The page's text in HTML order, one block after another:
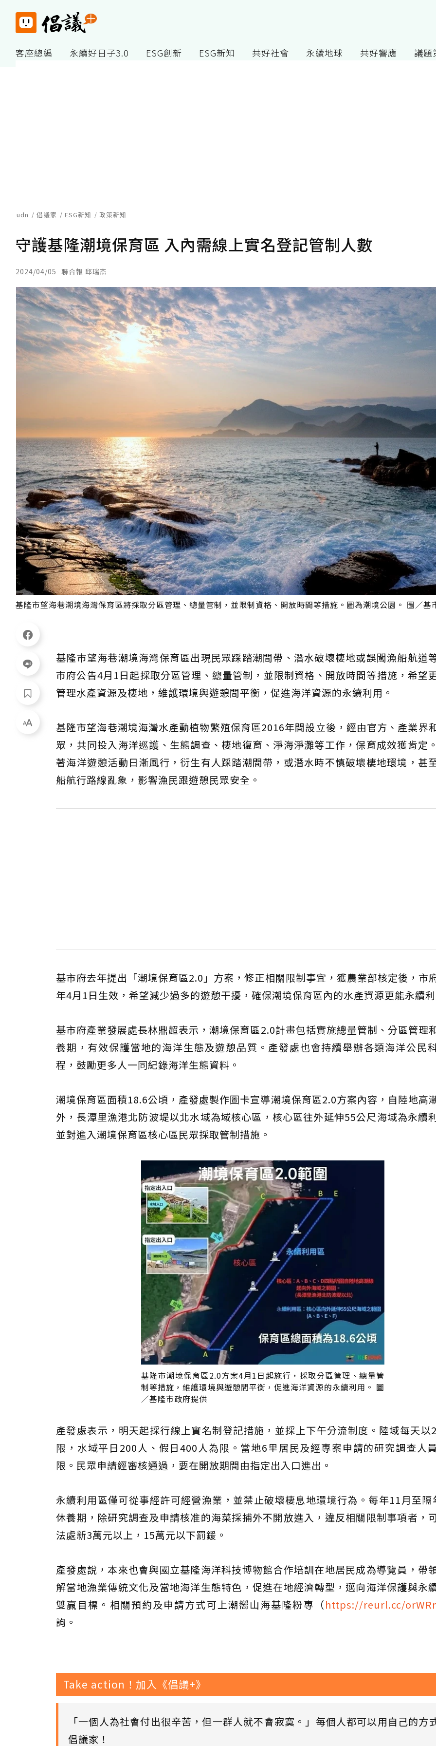
客座總編 永續好日子3.0 ESG創新 ESG新知 共好社會 永續地球 共好響應 議題
udn 倡議家 ESG新知 政策新知
守護基隆潮境保育區 入內需線上實名登記管制人數
2024/04/05 聯合報 邱瑞杰
基隆市望海巷潮境海灣保育區將採取分區管理、總量管制，並限制資格、開放時間等措施。圖為潮境公園。 圖／基
基隆市望海巷潮境海灣保育區出現民眾踩踏潮間帶、潛水破壞棲地或誤闖漁船航道
市府公告4月1日起採取分區管理、總量管制，並限制資格、開放時間等措施，希望
管理水產資源及棲地，維護環境與遊憩間平衡，促進海洋資源的永續利用。
基隆市望海巷潮境海灣水產動植物繁殖保育區2016年間設立後，經由官方、產業界
眾，共同投入海洋巡護、生態調查、棲地復育、淨海淨灘等工作，保育成效獲肯定
著海洋遊憩活動日漸風行，衍生有人踩踏潮間帶，或潛水時不慎破壞棲地環境，甚
船航行路線亂象，影響漁民跟遊憩民眾安全。
基市府去年提出「潮境保育區2.0」方案，修正相關限制事宜，獲農業部核定後，市
年4月1日生效，希望減少過多的遊憩干擾，確保潮境保育區內的水產資源更能永續
基市府產業發展處長林鼎超表示，潮境保育區2.0計畫包括實施總量管制、分區管理
養期，有效保護當地的海洋生態及遊憩品質。產發處也會持續舉辦各類海洋公民
程，鼓勵更多人一同紀錄海洋生態資料。
潮境保育區面積18.6公頃，產發處製作圖卡宣導潮境保育區2.0方案內容，自陸地高
外，長潭里漁港北防波堤以北水域為域核心區，核心區往外延伸55公尺海域為永續
並對進入潮境保育區核心區民眾採取管制措施。
基隆市潮境保育區2.0方案4月1日起施行，採取分區管理、總量管
制等措施，維護環境與遊憩間平衡，促進海洋資源的永續利用。 圖
／基隆市政府提供
產發處表示，明天起採行線上實名制登記措施，並採上下午分流制度。陸域每天以
限，水域平日200人、假日400人為限。當地6里居民及經專案申請的研究調查人
限。民眾申請經審核通過，要在開放期間由指定出入口進出。
永續利用區僅可從事經許可經營漁業，並禁止破壞棲息地環境行為。每年11月至隔
休養期，除研究調查及申請核准的海菜採捕外不開放進入，違反相關限制事項者，
法處新3萬元以上，15萬元以下罰鍰。
產發處說，本來也會與國立基隆海洋科技博物館合作培訓在地居民成為導覽員，帶
解當地漁業傳統文化及當地海洋生態特色，促進在地經濟轉型，邁向海洋保護與永
雙贏目標。相關預約及申請方式可上潮嚮山海基隆粉專（https://reurl.cc/
詢。
Take action！加入《倡議+》
「一個人為社會付出很辛苦，但一群人就不會寂寞。」每個人都可以用自己的方
倡議家！